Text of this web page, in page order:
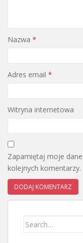
Nazwa *
Adres email *
Witryna internetowa
Zapamiętaj moje
kolejnych komentarzy.
Search